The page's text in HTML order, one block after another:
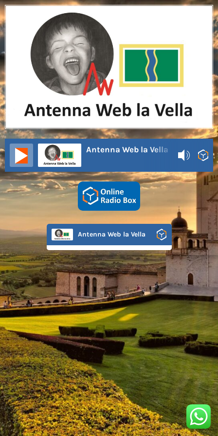
Antenna Web la Vella
Antenna Web la Vella